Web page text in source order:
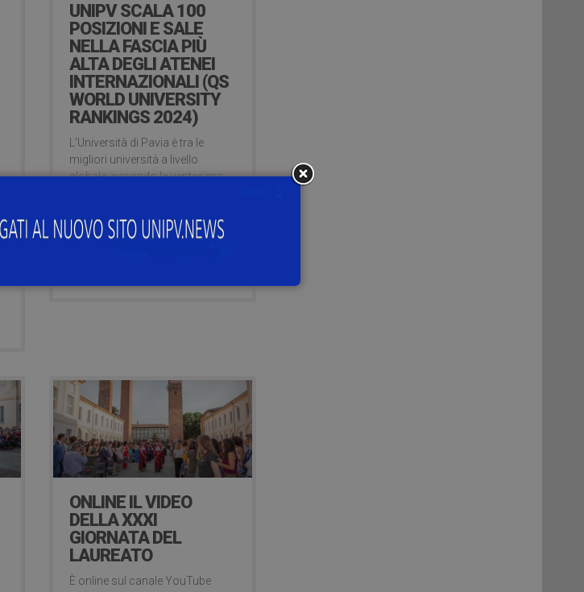
UNIPV SCALA 100
POSIZIONI E SALE
NELLA FASCIA PIÙ
ALTA DEGLI ATENEI
INTERNAZIONALI (QS
WORLD UNIVERSITY
RANKINGS 2024)
L’Università di Pavia è tra le
migliori università a livello
globale, secondo la ventesima
consultata.
ONLINE IL VIDEO
DELLA XXXI
GIORNATA DEL
LAUREATO
È online sul canale YouTube